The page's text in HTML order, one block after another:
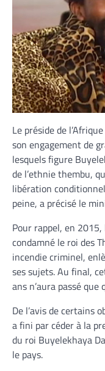
Le préside de
son engagement de
lesquels figure
de l’ethnie thembu,
libération
peine, a précisé le
Pour rappel, en
condamné le roi des
incendie criminel,
ses sujets. Au final,
ans n’aura passé
De l’avis de certains
a fini par céder à la
du roi Buyelekhaya
le pays.